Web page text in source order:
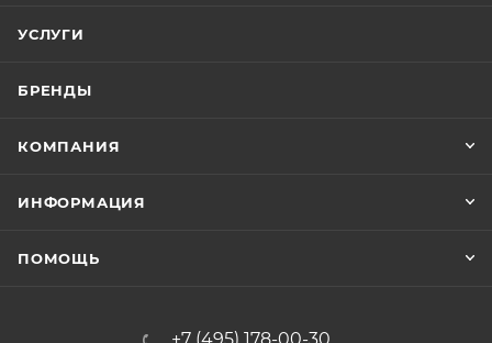
УСЛУГИ
БРЕНДЫ
КОМПАНИЯ
ИНФОРМАЦИЯ
ПОМОЩЬ